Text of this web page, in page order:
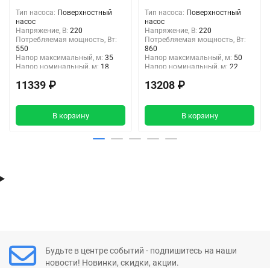
Тип насоса: Поверхностный
насос
Напряжение, В: 220
Потребляемая мощность, Вт:
550
Напор максимальный, м: 35
Напор номинальный, м: 18
Выходное отверстие, дюйм:
11339 ₽
В корзину
Тип насоса: Поверхностный
насос
Напряжение, В: 220
Потребляемая мощность, Вт:
860
Напор максимальный, м: 50
Напор номинальный, м: 22
Выходное отверстие, дюйм:
13208 ₽
В корзину
Будьте в центре событий - подпишитесь на наши
новости! Новинки, скидки, акции.